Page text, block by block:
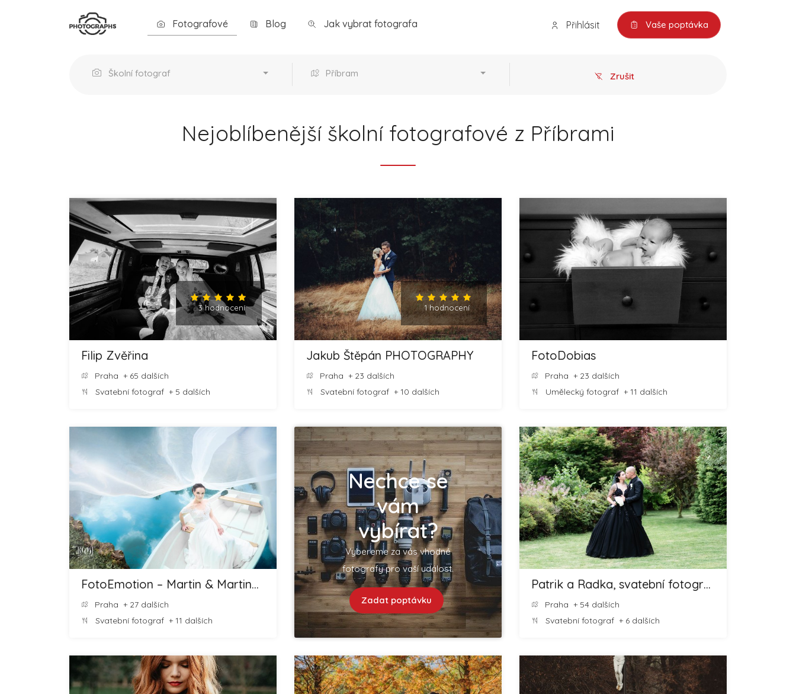
Fotografové Blog Jak vybrat fotografa Přihlásit Vaše poptávka
Školní fotograf Příbram Zrušit
Nejoblíbenější školní fotografové z Příbrami
3 hodnocení
Filip Zvěřina
Praha + 65 dalších
Svatební fotograf + 5 dalších
1 hodnocení
Jakub Štěpán PHOTOGRAPHY
Praha + 23 dalších
Svatební fotograf + 10 dalších
FotoDobias
Praha + 23 dalších
Umělecký fotograf + 11 dalších
FotoEmotion – Martin & Martina ROOT
Praha + 27 dalších
Svatební fotograf + 11 dalších
Nechce se
vám
vybírat?
Vybereme za vás vhodné
fotografy pro vaší událost.
Zadat poptávku
Patrik a Radka, svatební fotografové
Praha + 54 dalších
Svatební fotograf + 6 dalších